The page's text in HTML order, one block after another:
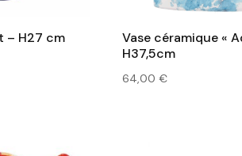
– H27 cm
Vase céramique «
H37,5cm
64,00€